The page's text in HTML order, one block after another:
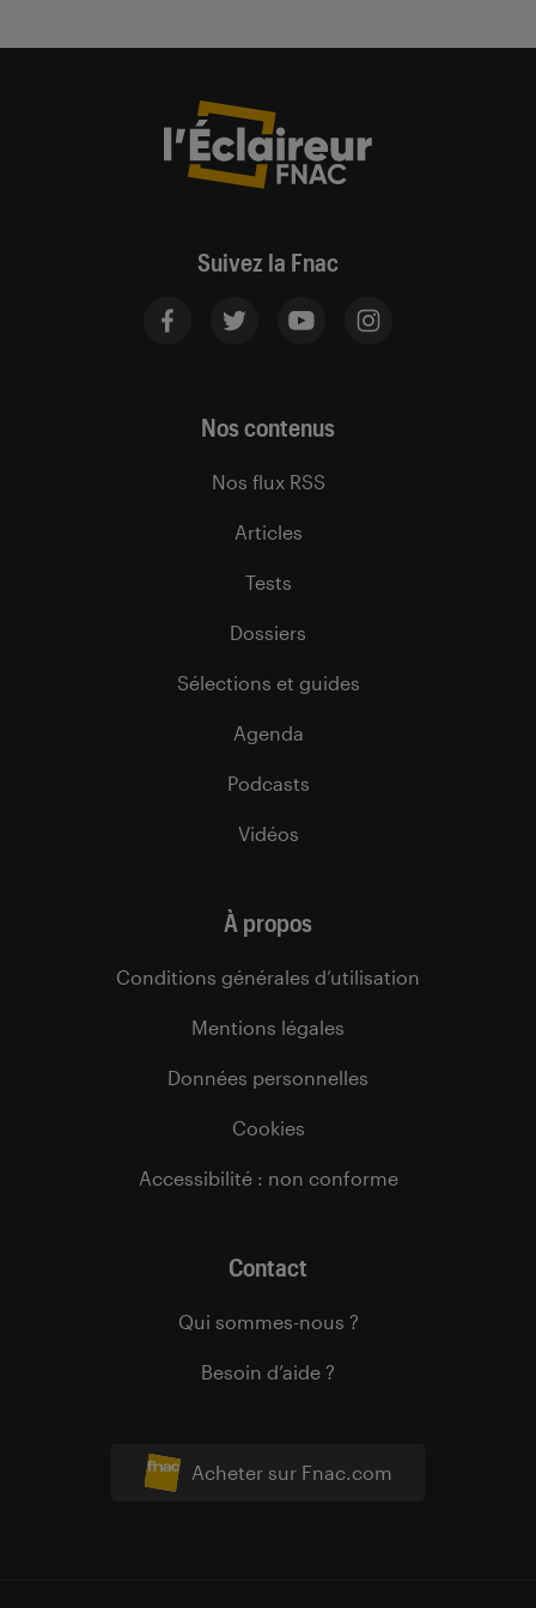
Suivez la Fnac
Acheter sur Fnac.com
Nos contenus
Nos flux RSS
Articles
Tests
Dossiers
Sélections et guides
Agenda
Podcasts
Vidéos
À propos
Conditions générales d’utilisation
Mentions légales
Données personnelles
Cookies
Accessibilité : non conforme
Contact
Qui sommes-nous ?
Besoin d’aide ?